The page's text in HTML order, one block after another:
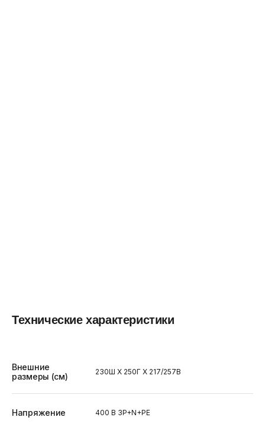
Технические характеристики
Внешние
размеры (см)
230Ш X 250Г X 217/257В
Напряжение 400 В 3P+N+PE